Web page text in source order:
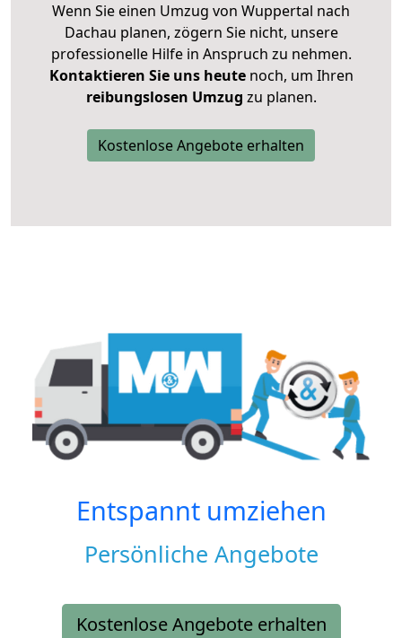
Wenn Sie einen Umzug von Wuppertal nach
Dachau planen, zögern Sie nicht, unsere
professionelle Hilfe in Anspruch zu nehmen.
Kontaktieren Sie uns heutenoch, um Ihren
reibungslosen Umzug zu planen.
Kostenlose Angebote erhalten
Entspannt umziehen
Persönliche Angebote
Kostenlose Angebote erhalten